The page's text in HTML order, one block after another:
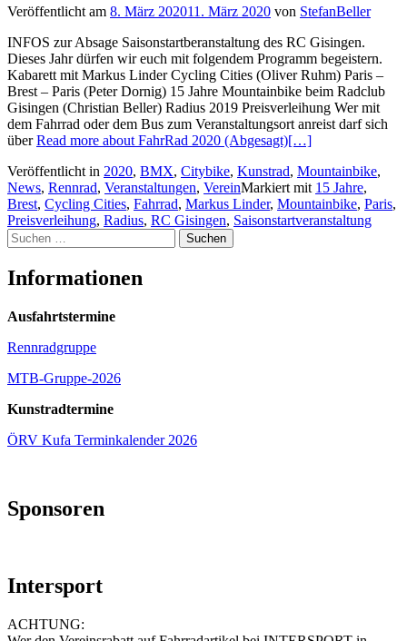
Veröffentlicht am 8. März 202011. März 2020 von StefanBeller
INFOS zur Absage Saisonstartberanstaltung des RC Gisingen.
Dieses Jahr dürfen wir euch mit folgendem Programm begeistern.
Kabarett mit Markus Linder Cycling Cities (Oliver Ruhm) Paris –
Brest – Paris (Peter Dornig) 15 Jahre Mountainbike beim Radclub
Gisingen (Christian Beller) Radius 2019 Preisverleihung Wer mit
dem Fahrrad oder dem Bus zum Veranstaltungsort anreist darf sich
überRead more about FahrRad 2020 (Abgesagt)[…]
Veröffentlicht in 2020, BMX, Citybike, Kunstrad, Mountainbike,
News, Rennrad, Veranstaltungen, VereinMarkiert mit 15 Jahre,
Brest, Cycling Cities, Fahrrad, Markus Linder, Mountainbike, Paris,
Preisverleihung, Radius, RC Gisingen, Saisonstartveranstaltung
Suchen
nach:
Informationen
Ausfahrtstermine
Rennradgruppe
MTB-Gruppe-2026
Kunstradtermine
ÖRV Kufa Terminkalender 2026
Sponsoren
Intersport
ACHTUNG: